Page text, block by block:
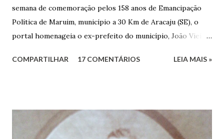
semana de comemoração pelos 158 anos de Emancipação
Política de Maruim, município a 30 Km de Aracaju (SE), o
portal homenageia o ex-prefeito do município, João Vieira
Vieira dos Santos e Arlinda Barroso dos Santos, nasceu em
infância pobre, João Vieira não pôde se dedicar aos
estudos, e então passou a colocar o trabalho em primeiro
COMPARTILHAR 17 COMENTÁRIOS LEIA MAIS »